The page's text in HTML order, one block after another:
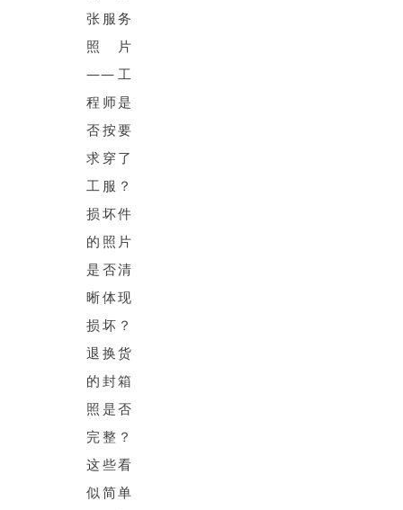
张服务
照片
——工
程师是
否按要
求穿了
工服？
损坏件
的照片
是否清
晰体现
损坏？
退换货
的封箱
照是否
完整？
这些看
似简单